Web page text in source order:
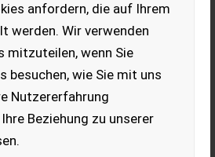
anfordern, die auf Ihrem
werden. Wir verwenden
mitzuteilen, wenn Sie
besuchen, wie Sie mit uns
Nutzererfahrung
Beziehung zu unserer
Sichelmulcher mit 1,2m
von Muratori
mit 3 Messer in
120 cm - Messer: 3
ausweisbar